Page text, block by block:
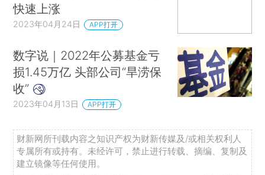
快速上涨
2023年04月24日 APP打开
数字说｜2022年公募基金亏
损1.45万亿 头部公司“旱涝保
收”
2023年04月13日 APP打开
财新网所刊载内容之知识产权为财新传媒及/或相关权利人
专属所有或持有。未经许可，禁止进行转载、摘编、复制及
建立镜像等任何使用。